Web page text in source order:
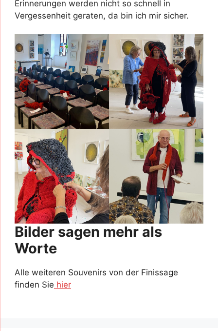
Erinnerungen werden nicht so schnell in
Vergessenheit geraten, da bin ich mir sicher.
Bilder sagen mehr als
Worte
Alle weiteren Souvenirs von der Finissage
finden Sie hier